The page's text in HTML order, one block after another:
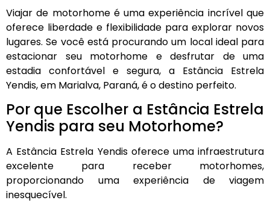
Viajar de motorhome é uma experiência incrível que
oferece liberdade e flexibilidade para explorar novos
lugares. Se você está procurando um local ideal para
estacionar seu motorhome e desfrutar de uma
estadia confortável e segura, a Estância Estrela
Yendis, em Marialva, Paraná, é o destino perfeito.
Por que Escolher a Estância Estrela
Yendis para seu Motorhome?
A Estância Estrela Yendis oferece uma infraestrutura
excelente para receber motorhomes,
proporcionando uma experiência de viagem
inesquecível.